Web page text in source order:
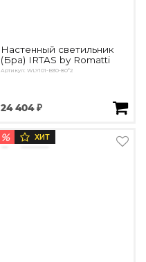
Настенный светильник
(Бра) IRTAS by Romatti
Артикул: WLY101-B30-80*2
24 404 ₽
% ХИТ